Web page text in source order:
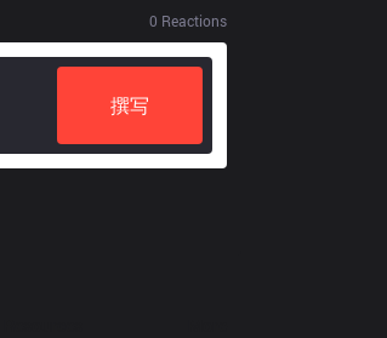
0 Reactions
撰写